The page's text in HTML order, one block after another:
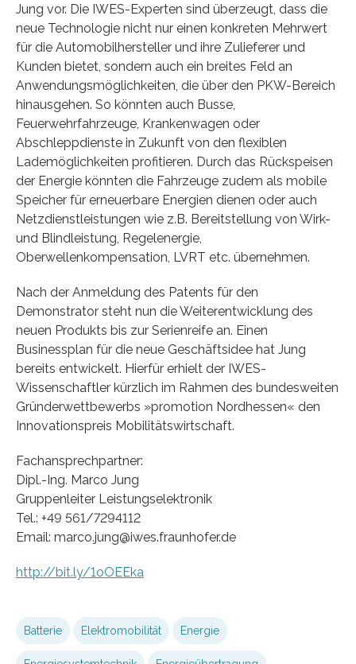
Jung vor. Die IWES-Experten sind überzeugt, dass die
neue Technologie nicht nur einen konkreten Mehrwert
für die Automobilhersteller und ihre Zulieferer und
Kunden bietet, sondern auch ein breites Feld an
Anwendungsmöglichkeiten, die über den PKW-Bereich
hinausgehen. So könnten auch Busse,
Feuerwehrfahrzeuge, Krankenwagen oder
Abschleppdienste in Zukunft von den flexiblen
Lademöglichkeiten profitieren. Durch das Rückspeisen
der Energie könnten die Fahrzeuge zudem als mobile
Speicher für erneuerbare Energien dienen oder auch
Netzdienstleistungen wie z.B. Bereitstellung von Wirk-
und Blindleistung, Regelenergie,
Oberwellenkompensation, LVRT etc. übernehmen.
Nach der Anmeldung des Patents für den
Demonstrator steht nun die Weiterentwicklung des
neuen Produkts bis zur Serienreife an. Einen
Businessplan für die neue Geschäftsidee hat Jung
bereits entwickelt. Hierfür erhielt der IWES-
Wissenschaftler kürzlich im Rahmen des bundesweiten
Gründerwettbewerbs »promotion Nordhessen« den
Innovationspreis Mobilitätswirtschaft.
Fachansprechpartner:
Dipl.-Ing. Marco Jung
Gruppenleiter Leistungselektronik
Tel.: +49 561/7294112
Email: marco.jung@iwes.fraunhofer.de
http://bit.ly/1oOEEka
Batterie Elektromobilität Energie